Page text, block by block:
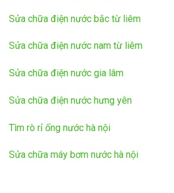
Sửa chữa điện nước bắc từ liêm
Sửa chữa điện nước nam từ liêm
Sửa chữa điện nước gia lâm
Sửa chữa điện nước hưng yên
Tìm rò rỉ ống nước hà nội
Sửa chữa máy bơm nước hà nội